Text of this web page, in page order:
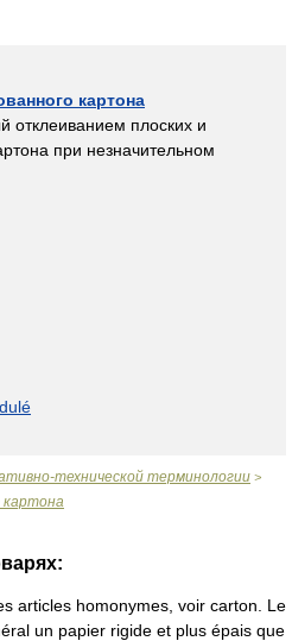
картона
отклеиванием плоских и
при незначительном
технической терминологии >
картона
articles homonymes, voir carton. Le
un papier rigide et plus épais que